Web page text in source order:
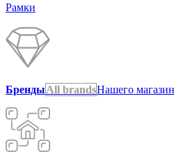
Рамки
БрендыAll brandsНашего